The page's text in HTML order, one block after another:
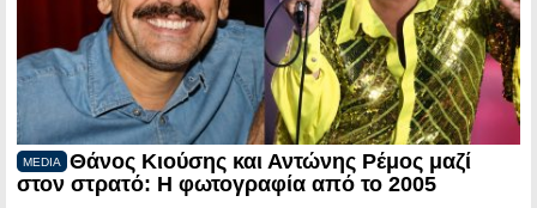
MEDIA
Θάνος Κιούσης και Αντώνης Ρέμος μαζί
στον στρατό: Η φωτογραφία από το 2005